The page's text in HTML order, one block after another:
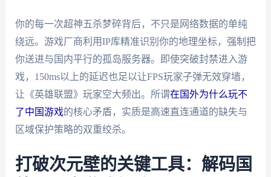
你的每一次超神五杀梦碎背后，不只是网络数据的单纯
绕远。游戏厂商利用IP库精准识别你的地理坐标，强制把
你送进与国内平行的孤岛服务器。即使突破封禁进入游
戏，150ms以上的延迟也足以让FPS玩家子弹无效穿墙，
让《英雄联盟》玩家空大频出。所谓在国外为什么玩不
了中国游戏的核心矛盾，实质是高速直连通道的缺失与
区域保护策略的双重绞杀。
打破次元壁的关键工具：解码国